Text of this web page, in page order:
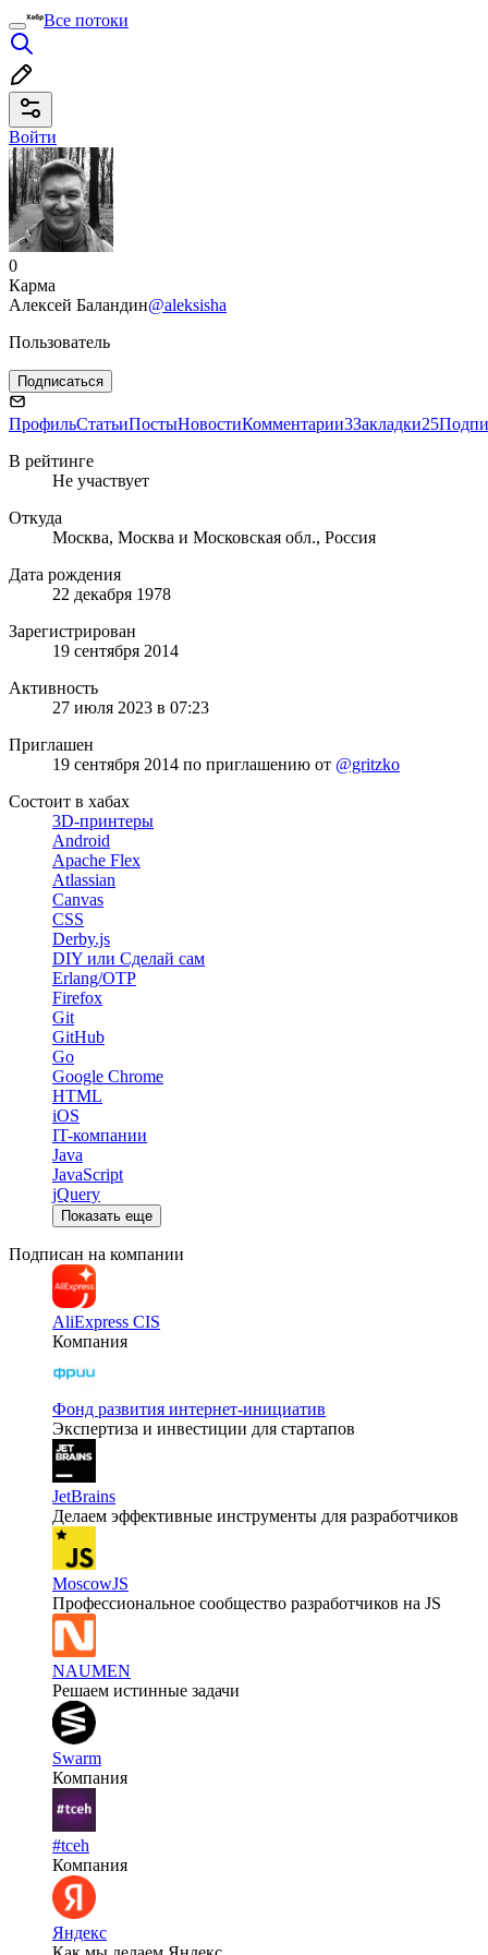
Все потоки
Войти
0
Карма
Алексей Баландин@aleksisha
Пользователь
Подписаться
ПрофильСтатьиПостыНовостиКомментарии3Закладки25
В рейтинге
Не участвует
Откуда
Москва, Москва и Московская обл., Россия
Дата рождения
22 декабря 1978
Зарегистрирован
19 сентября 2014
Активность
27 июля 2023 в 07:23
Приглашен
19 сентября 2014 по приглашению от @gritzko
Состоит в хабах
3D-принтеры
Android
Apache Flex
Atlassian
Canvas
CSS
Derby.js
DIY или Сделай сам
Erlang/OTP
Firefox
Git
GitHub
Go
Google Chrome
HTML
iOS
IT-компании
Java
JavaScript
jQuery
Показать еще
Подписан на компании
AliExpress CIS
Компания
Фонд развития интернет-инициатив
Экспертиза и инвестиции для стартапов
JetBrains
Делаем эффективные инструменты для разработчиков
MoscowJS
Профессиональное сообщество разработчиков на JS
NAUMEN
Решаем истинные задачи
Swarm
Компания
#tceh
Компания
Яндекс